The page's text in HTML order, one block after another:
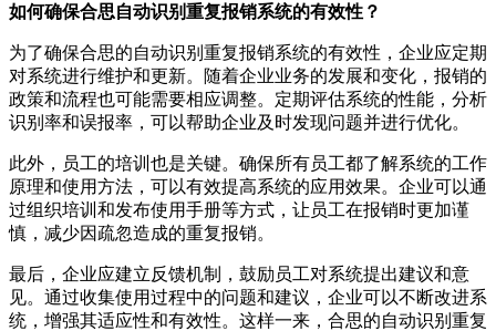
如何确保合思自动识别重复报销系统的有效性？
为了确保合思的自动识别重复报销系统的有效性，企业应定期
对系统进行维护和更新。随着企业业务的发展和变化，报销的
政策和流程也可能需要相应调整。定期评估系统的性能，分析
识别率和误报率，可以帮助企业及时发现问题并进行优化。
此外，员工的培训也是关键。确保所有员工都了解系统的工作
原理和使用方法，可以有效提高系统的应用效果。企业可以通
过组织培训和发布使用手册等方式，让员工在报销时更加谨
慎，减少因疏忽造成的重复报销。
最后，企业应建立反馈机制，鼓励员工对系统提出建议和意
见。通过收集使用过程中的问题和建议，企业可以不断改进系
统，增强其适应性和有效性。这样一来，合思的自动识别重复